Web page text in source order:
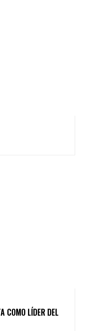
COMO LÍDER DEL